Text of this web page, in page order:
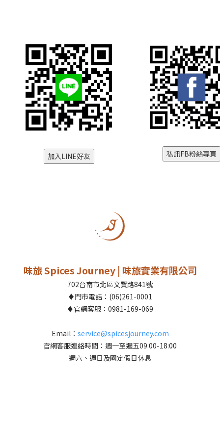
味旅 Spices Journey | 味旅實業有限公司
702台南市北區文賢路841號
♦門市電話：(06)261-0001
♦官網客服：0981-169-069
Email： service@spicesjourney.com
官網客服連絡時間：週一至週五09:00-18:00
週六、週日及國定假日休息